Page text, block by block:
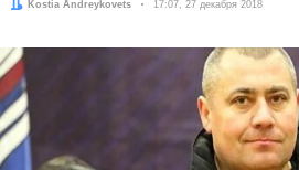
Автор:Kostia Andreykovets Дата:
17:07, 27 декабря 2018